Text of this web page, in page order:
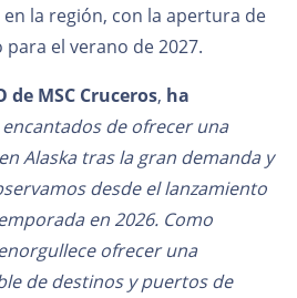
la región, con la apertura de
el verano de 2027.
de MSC Cruceros, ha
de ofrecer una
Alaska tras la gran demanda y
desde el lanzamiento
en 2026. Como
ofrecer una
de destinos y puertos de